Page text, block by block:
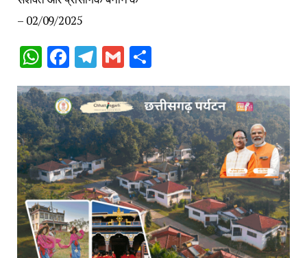
– 02/09/2025
WhatsApp
Facebook
Telegram
Gmail